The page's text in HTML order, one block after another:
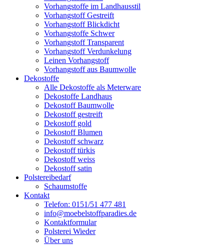
Vorhangstoffe im Landhausstil
Vorhangstoff Gestreift
Vorhangstoff Blickdicht
Vorhangstoffe Schwer
Vorhangstoff Transparent
Vorhangstoff Verdunkelung
Leinen Vorhangstoff
Vorhangstoff aus Baumwolle
Dekostoffe
Alle Dekostoffe als Meterware
Dekostoffe Landhaus
Dekostoff Baumwolle
Dekostoff gestreift
Dekostoff gold
Dekostoff Blumen
Dekostoff schwarz
Dekostoff türkis
Dekostoff weiss
Dekostoff satin
Polstereibedarf
Schaumstoffe
Kontakt
Telefon: 0151/51 477 481
info@moebelstoffparadies.de
Kontaktformular
Polsterei Wieder
Über uns